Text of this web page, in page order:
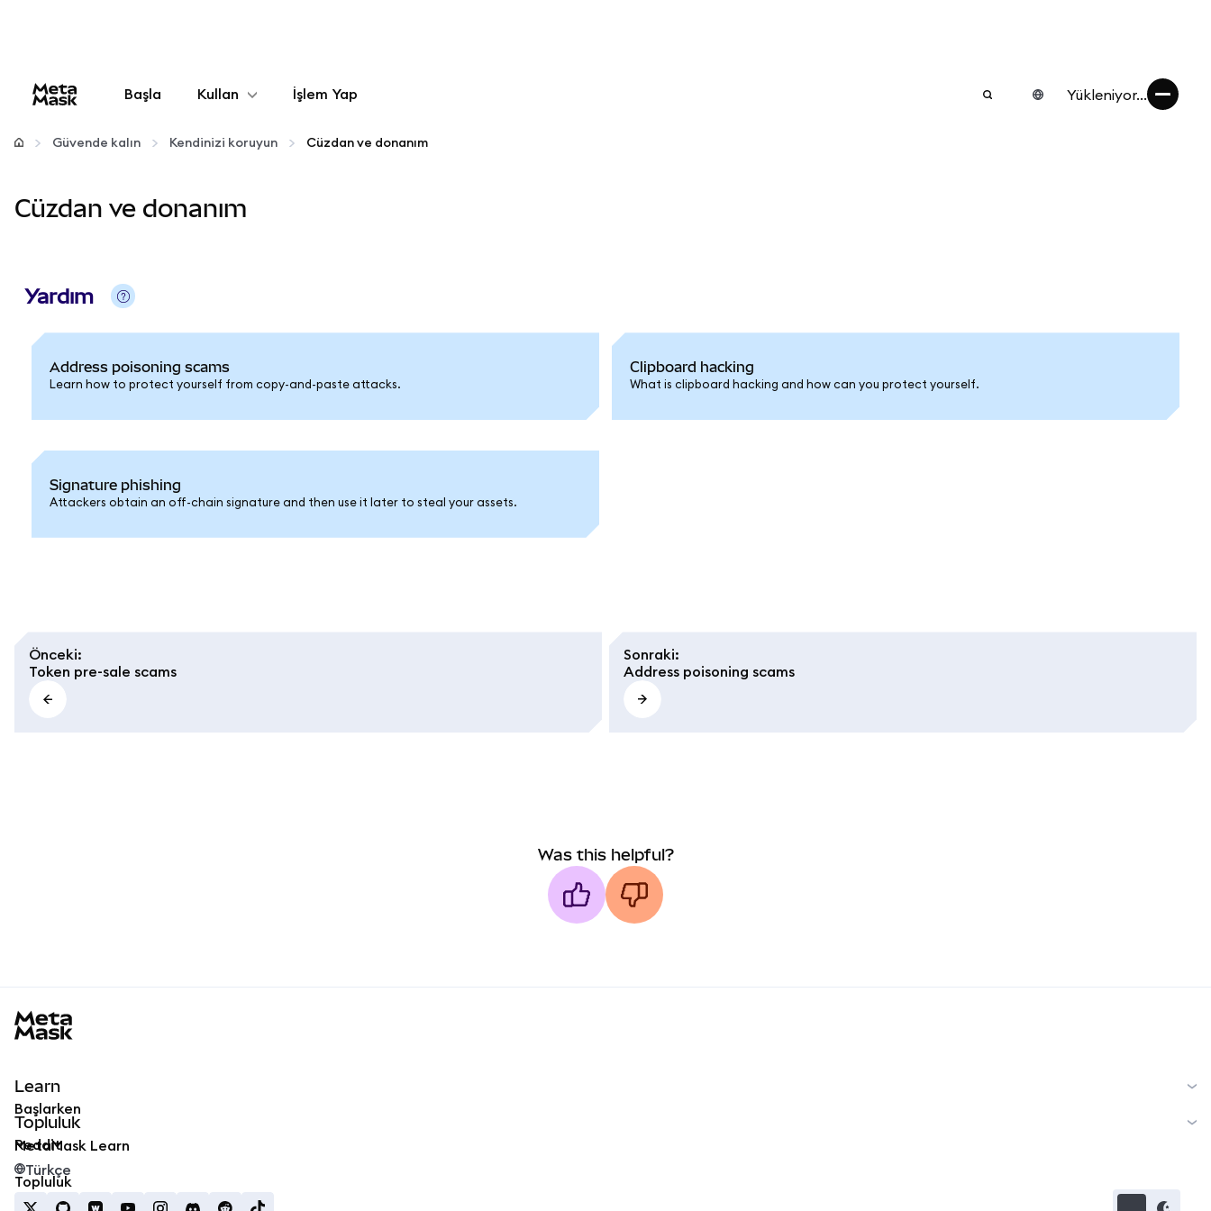
Başla Kullan
Yapılandır
Kripto yönetin
Güvende kalın
İşlem Yap Yükleniyor...
Güvende kalın Kendinizi koruyun Cüzdan ve donanım
Cüzdan ve donanım
Yardım
Address poisoning scams
Learn how to protect yourself from copy-and-paste attacks.
Clipboard hacking
What is clipboard hacking and how can you protect yourself.
Signature phishing
Attackers obtain an off-chain signature and then use it later to steal your assets.
Önceki:
Token pre-sale scams
Sonraki:
Address poisoning scams
Was this helpful?
Learn
Başlarken
MetaMask Learn
Topluluk
Reddit
Topluluk
Türkçe